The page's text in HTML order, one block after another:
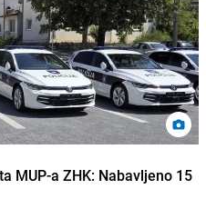
MUP-a ZHK: Nabavljeno 15